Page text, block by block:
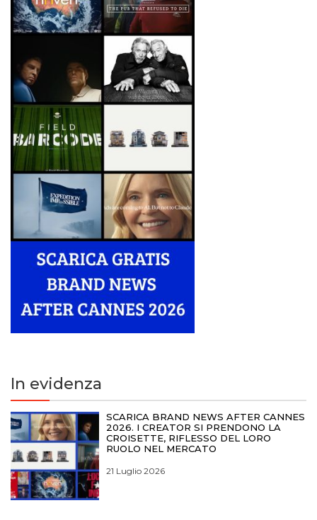
In evidenza
SCARICA BRAND NEWS AFTER CANNES
2026. I CREATOR SI PRENDONO LA
CROISETTE, RIFLESSO DEL LORO
RUOLO NEL MERCATO
21 Luglio 2026